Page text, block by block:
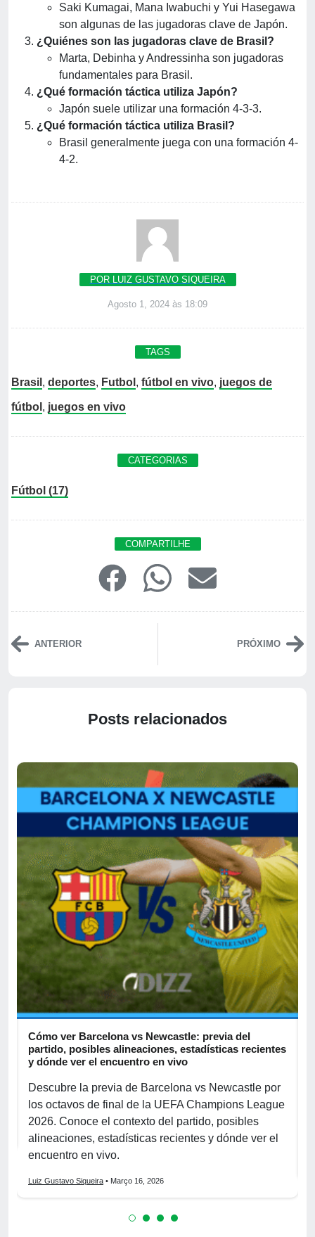
Saki Kumagai, Mana Iwabuchi y Yui Hasegawa
son algunas de las jugadoras clave de Japón.
¿Quiénes son las jugadoras clave de Brasil?
Marta, Debinha y Andressinha son jugadoras
fundamentales para Brasil.
¿Qué formación táctica utiliza Japón?
Japón suele utilizar una formación 4-3-3.
¿Qué formación táctica utiliza Brasil?
Brasil generalmente juega con una formación 4-
4-2.
POR LUIZ GUSTAVO SIQUEIRA
Agosto 1, 2024 às 18:09
TAGS
Brasil , deportes, Futbol , fútbol en vivo, juegos de
fútbol , juegos en vivo
CATEGORIAS
Fútbol (17)
COMPARTILHE
ANTERIOR PRÓXIMO
Posts relacionados
Cómo ver Barcelona vs Newcastle: previa del
partido, posibles alineaciones, estadísticas recientes
y dónde ver el encuentro en vivo
Descubre la previa de Barcelona vs Newcastle por
los octavos de final de la UEFA Champions League
2026. Conoce el contexto del partido, posibles
alineaciones, estadísticas recientes y dónde ver el
encuentro en vivo.
Luiz Gustavo Siqueira • Março 16, 2026